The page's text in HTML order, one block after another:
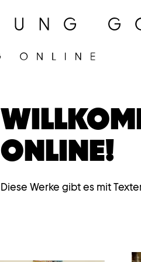
ONLINE!
Diese Werke gibt es mit